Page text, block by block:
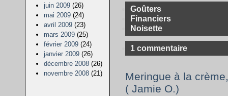
juin 2009 (26)
mai 2009 (24)
avril 2009 (23)
mars 2009 (25)
février 2009 (24)
janvier 2009 (26)
décembre 2008 (26)
novembre 2008 (21)
Goûters
Financiers
Noisette
1 commentaire
Meringue à la
( Jamie O.)